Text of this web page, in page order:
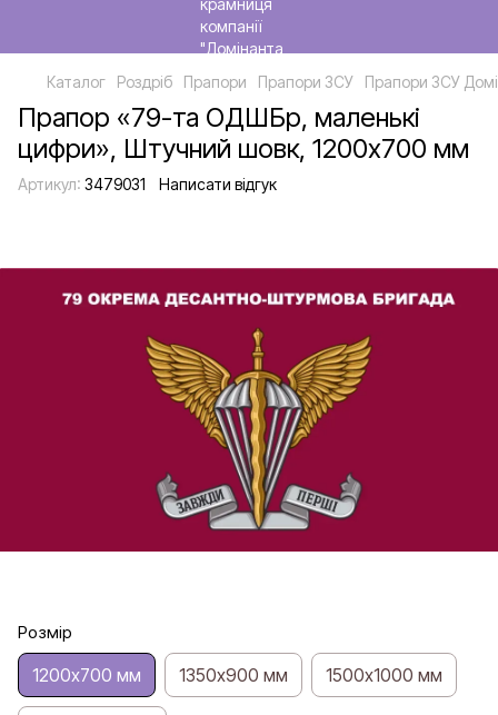
Каталог Роздріб Прапори Прапори ЗСУ Прапори ЗСУ
Прапор «79-та ОДШБр, маленькі
цифри», Штучний шовк, 1200х700 мм
Артикул: 3479031 Написати відгук
Розмір
1200х700 мм 1350х900 мм 1500х1000 мм